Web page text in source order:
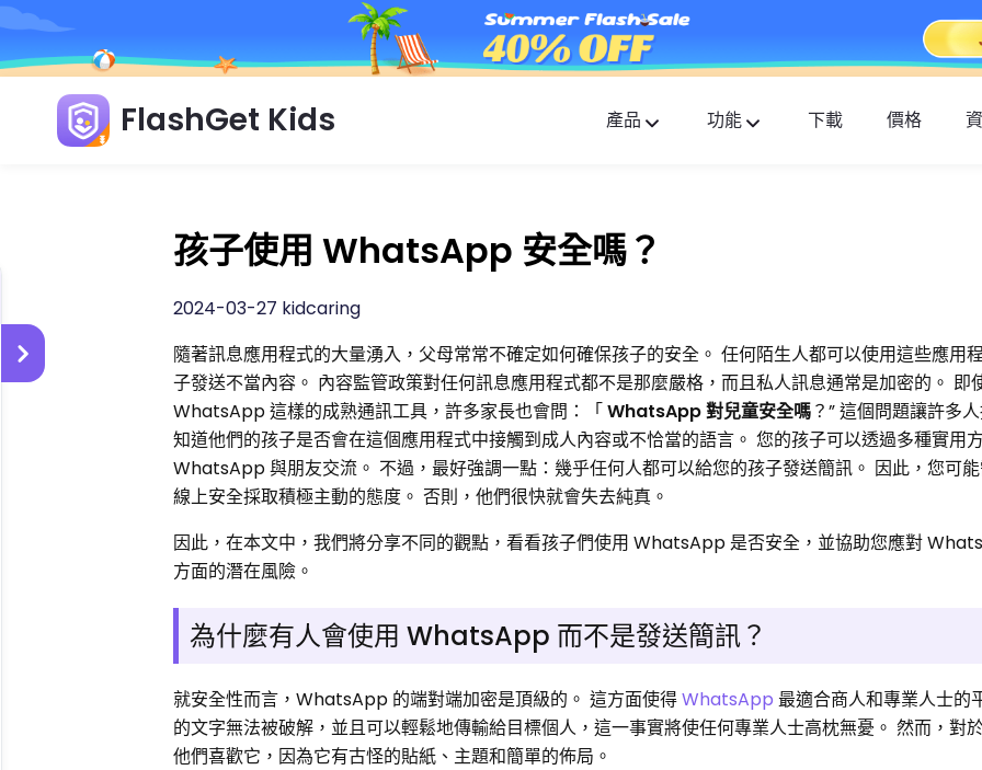
FlashGet Kids 產品 功能 下載 價格
孩子使用 WhatsApp 安全嗎？
2024-03-27 kidcaring
隨著訊息應用程式的大量湧入，父母常常不確定如何確保孩子的安全。 任何陌生人都可以使用這些應用
子發送不當內容。 內容監管政策對任何訊息應用程式都不是那麼嚴格，而且私人訊息通常是加密的。 即
WhatsApp 這樣的成熟通訊工具，許多家長也會問：「WhatsApp 對兒童安全嗎？” 這個問題讓許多
知道他們的孩子是否會在這個應用程式中接觸到成人內容或不恰當的語言。 您的孩子可以透過多種實用
WhatsApp 與朋友交流。 不過，最好強調一點：幾乎任何人都可以給您的孩子發送簡訊。 因此，您可
線上安全採取積極主動的態度。 否則，他們很快就會失去純真。
因此，在本文中，我們將分享不同的觀點，看看孩子們使用 WhatsApp 是否安全，並協助您應對
方面的潛在風險。
為什麼有人會使用 WhatsApp 而不是發送簡訊？
就安全性而言，WhatsApp 的端對端加密是頂級的。 這方面使得WhatsApp 最適合商人和專業人士的
的文字無法被破解，並且可以輕鬆地傳輸給目標個人，這一事實將使任何專業人士高枕無憂。 然而，對
他們喜歡它，因為它有古怪的貼紙、主題和簡單的佈局。